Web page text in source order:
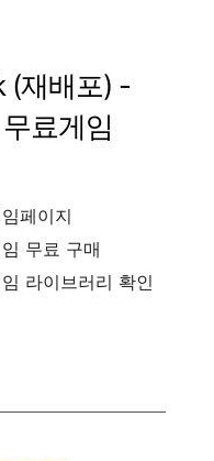
(재배포) -
무료게임
페이지
무료 구매
라이브러리 확인